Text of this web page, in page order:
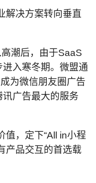
解决方案转向垂直
潮后，由于SaaS
⼊寒冬期。微盟通
为微信朋友圈广告
广告最大的服务
值，定下“All in小程
产品交互的首选载